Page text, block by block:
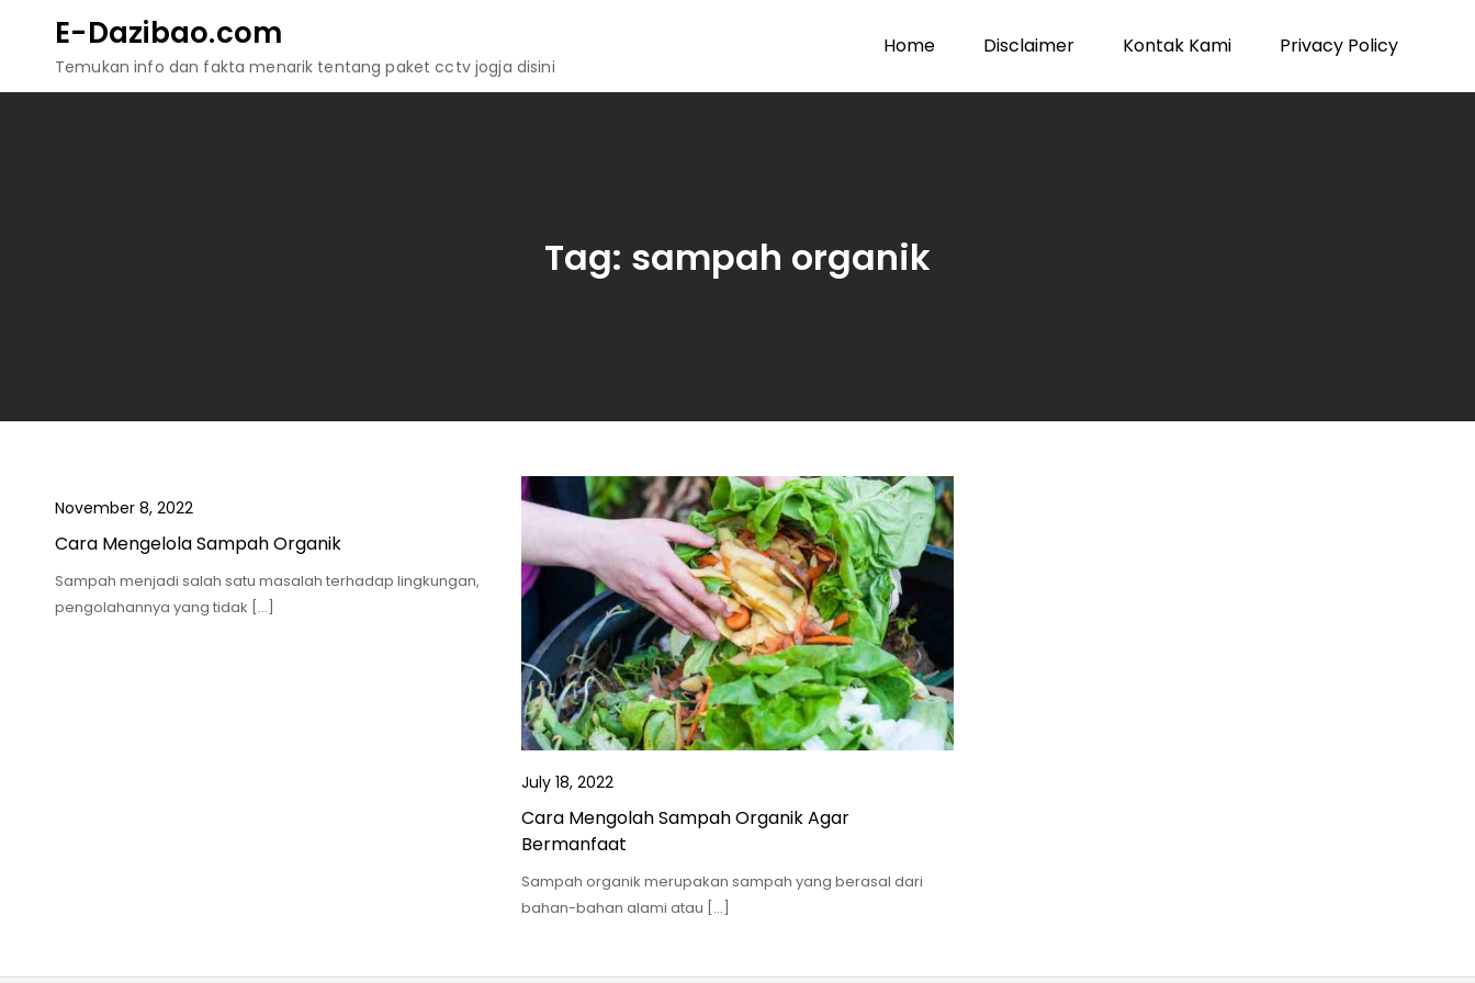
content
E-Dazibao.com
Temukan info dan fakta menarik tentang paket cctv jogja disini
Home Disclaimer Kontak Kami Privacy Policy
Tag: sampah organik
November 8, 2022
Cara Mengelola Sampah Organik
Sampah menjadi salah satu masalah terhadap lingkungan,
pengolahannya yang tidak […]
July 18, 2022
Cara Mengolah Sampah Organik Agar
Bermanfaat
Sampah organik merupakan sampah yang berasal dari
bahan-bahan alami atau […]